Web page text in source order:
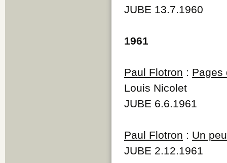
JUBE 13.7.1960
1961
Paul Flotron : Pages
Louis Nicolet
JUBE 6.6.1961
Paul Flotron : Un
JUBE 2.12.1961